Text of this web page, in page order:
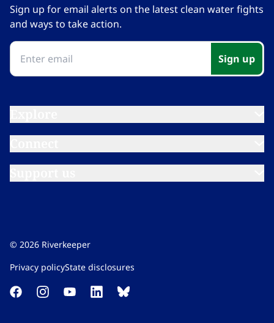
Sign up for email alerts on the latest clean water fights
and ways to take action.​​​​‌ ‍ ​‍​‍‌‍ ‌ ​‍‌‍‍‌‌‍‌ ‌‍‍‌‌‍ ‍​‍​‍​ ‍‍​‍​‍‌ ​ ‌‍​‌‌‍ ‍‌‍‍‌‌ ‌​‌ ‍‌​‍ ‍‌‍‍‌‌‍ ​‍​‍​‍ ​​‍​‍‌‍‍​‌ ​‍‌‍‌‌‌‍‌‍​‍​‍​ ‍‍​‍​‍‌‍‍​‌ ‌​‌ ‌​‌ ​​‌ ​ ​ ‍‍​‍ ​‍ ‌‍​ ‌‍ ‌‌ ​ ​‍ ‍‌‍ ‌‌‍​‌‌‍‍‌‌‍ ‍​‍ ‍​ ​‍​ ​​​ ​‍​ ‌​‌ ​‍‌‍‌‌‌‍‌​‌‍‌‌‌ ​ ‌‍‍‌‌‍‌ ‌‍ ‍​‍ ‍‌ ​‍‌‍‍‌‌ ‌‍‌‍‌‌‌ ​‍‌‍‍ ‌‍‌‌‌‍‌‌‌ ​​‌‍‌‌‌ ​‍​‍ ‍‌‍ ‌ ​‍‌‍‌ ​‍ ‌‍‍‌‌‍ ‍‌ ‌​‌‍‌‌‌‍ ‍‌ ‌​​‍ ‌‍‌‌‌‍‌​‌‍‍‌‌ ‌​​‍ ‌‍ ‌‌‍ ‌‍‌​‌‍‌‌​ ‌‌ ​​‌ ​‍‌‍‌‌‌ ​ ‌‍‌‌‌‍ ‍‌ ‌​‌‍​‌‌ ‌​‌‍‍‌‌‍ ‌‍ ‍​ ‍ ‌‍‍‌‌‍‌​​ ‌‌‍‌‍‌‍ ‌‍ ‌ ‌​‌‍‌‌‌ ​‍​ ‍ ‌ ‌​‌ ‍‌‌ ​​‌‍‌‌​ ‌‌‍‌‍‌‍ ‌‍ ‌ ‌​‌‍‌‌‌ ​‍​ ‍ ‌ ​​‌‍​‌‌ ‌​‌‍‍​​ ‌‌‍ ‍‌‍‌‌‌ ‌ ‌ ​ ‌‍ ​‌‍‌‌‌ ‌​‌ ‌​‌‍‌‌‌ ​‍​‍ ‍‌‍‌​‌‍‌‌‌ ​ ‌‍​ ‌ ​‍‌‍‍‌‌ ​​‌ ‌​‌‍‍‌‌‍ ‌‍ ‍​ ‌‍​‍‌‍​‌‌ ​ ‌‍‌‌‌‌‌‌‌ ​‍‌‍ ​​ ‌‌‍‍​‌ ‌​‌ ‌​‌ ​​‌ ​ ​‍‌‌​ ​ ‌​​‌​‍‌‌​ ​‍‌​‌‍​‍‌‌​ ​‍‌​‌‍‌‍​ ‌‍ ‌‌ ​ ​‍ ‍‌‍ ‌‌‍​‌‌‍‍‌‌‍ ‍​‍ ‍​ ​‍​ ​​​ ​‍​ ‌​‌ ​‍‌‍‌‌‌‍‌​‌‍‌‌‌ ​ ‌‍‍‌‌‍‌ ‌‍ ‍​‍ ‍‌ ​‍‌‍‍‌‌ ‌‍‌‍‌‌‌ ​‍‌‍‍ ‌‍‌‌‌‍‌‌‌ ​​‌‍‌‌‌ ​‍​‍ ‍‌‍ ‌ ​‍‌‍‌ ​‍‌‍‌‍‍‌‌‍‌​​ ‌‌‍‌‍‌‍ ‌‍ ‌ ‌​‌‍‌‌‌ ​‍​‍‌‍‌ ‌​‌ ‍‌‌ ​​‌‍‌‌​ ‌‌‍‌‍‌‍ ‌‍ ‌ ‌​‌‍‌‌‌ ​‍​‍‌‍‌ ​​‌‍​‌‌ ‌​‌‍‍​​ ‌‌‍ ‍‌‍‌‌‌ ‌ ‌ ​ ‌‍ ​‌‍‌‌‌ ‌​‌ ‌​‌‍‌‌‌ ​‍​‍ ‍‌‍‌​‌‍‌‌‌ ​ ‌‍​ ‌ ​‍‌‍‍‌‌ ​​‌ ‌​‌‍‍‌‌‍ ‌‍ ‍​‍‌‍‌ ​​‌‍‌‌‌ ​‍‌ ​ ‌ ​​‌‍‌‌‌‍​ ‌ ‌​‌‍‍‌‌ ‌‍‌‍‌‌​ ‌‌ ​​‌ ‌‌‌‍​‍‌‍ ​‌‍‍‌‌ ​ ‌‍‍​‌‍‌‌‌‍‌​​‍​‍‌ ‌
Sign up​​​​‌ ‍ ​‍​‍‌‍ ‌ ​‍‌‍‍‌‌‍‌ ‌‍‍‌‌‍ ‍​‍​‍​ ‍‍​‍​‍‌ ​ ‌‍​‌‌‍ ‍‌‍‍‌‌ ‌​‌ ‍‌​‍ ‍‌‍‍‌‌‍ ​‍​‍​‍ ​​‍​‍‌‍‍​‌ ​‍‌‍‌‌‌‍‌‍​‍​‍​ ‍‍​‍​‍‌‍‍​‌ ‌​‌ ‌​‌ ​​‌ ​ ​ ‍‍​‍ ​‍ ‌‍​ ‌‍ ‌‌ ​ ​‍ ‍‌‍ ‌‌‍​‌‌‍‍‌‌‍ ‍​‍ ‍​ ​‍​ ​​​ ​‍​ ‌​‌ ​‍‌‍‌‌‌‍‌​‌‍‌‌‌ ​ ‌‍‍‌‌‍‌ ‌‍ ‍​‍ ‍‌ ​‍‌‍‍‌‌ ‌‍‌‍‌‌‌ ​‍‌‍‍ ‌‍‌‌‌‍‌‌‌ ​​‌‍‌‌‌ ​‍​‍ ‍‌‍ ‌ ​‍‌‍‌ ​‍ ‌‍‍‌‌‍ ‍‌ ‌​‌‍‌‌‌‍ ‍‌ ‌​​‍ ‌‍‌‌‌‍‌​‌‍‍‌‌ ‌​​‍ ‌‍ ‌‌‍ ‌‍‌​‌‍‌‌​ ‌‌ ​​‌ ​‍‌‍‌‌‌ ​ ‌‍‌‌‌‍ ‍‌ ‌​‌‍​‌‌ ‌​‌‍‍‌‌‍ ‌‍ ‍​ ‍ ‌‍‍‌‌‍‌​​ ‌‌‍‌‍‌‍ ‌‍ ‌ ‌​‌‍‌‌‌ ​‍​ ‍ ‌ ‌​‌ ‍‌‌ ​​‌‍‌‌​ ‌‌‍‌‍‌‍ ‌‍ ‌ ‌​‌‍‌‌‌ ​‍​ ‍ ‌ ​​‌‍​‌‌ ‌​‌‍‍​​ ‌‌‍ ‍‌‍‌‌‌ ‌ ‌ ​ ‌‍ ​‌‍‌‌‌ ‌​‌ ‌​‌‍‌‌‌ ​‍​‍ ‍‌‍​‍‌ ‌‌‌ ‌​‌ ‌​‌‍ ‌‍ ‍‌​ ​‌‍​‌‌‍​‍‌‍‌‌‌‍ ​​ ‌‍​‍‌‍​‌‌ ​ ‌‍‌‌‌‌‌‌‌ ​‍‌‍ ​​ ‌‌‍‍​‌ ‌​‌ ‌​‌ ​​‌ ​ ​‍‌‌​ ​ ‌​​‌​‍‌‌​ ​‍‌​‌‍​‍‌‌​ ​‍‌​‌‍‌‍​ ‌‍ ‌‌ ​ ​‍ ‍‌‍ ‌‌‍​‌‌‍‍‌‌‍ ‍​‍ ‍​ ​‍​ ​​​ ​‍​ ‌​‌ ​‍‌‍‌‌‌‍‌​‌‍‌‌‌ ​ ‌‍‍‌‌‍‌ ‌‍ ‍​‍ ‍‌ ​‍‌‍‍‌‌ ‌‍‌‍‌‌‌ ​‍‌‍‍ ‌‍‌‌‌‍‌‌‌ ​​‌‍‌‌‌ ​‍​‍ ‍‌‍ ‌ ​‍‌‍‌ ​‍‌‍‌‍‍‌‌‍‌​​ ‌‌‍‌‍‌‍ ‌‍ ‌ ‌​‌‍‌‌‌ ​‍​‍‌‍‌ ‌​‌ ‍‌‌ ​​‌‍‌‌​ ‌‌‍‌‍‌‍ ‌‍ ‌ ‌​‌‍‌‌‌ ​‍​‍‌‍‌ ​​‌‍​‌‌ ‌​‌‍‍​​ ‌‌‍ ‍‌‍‌‌‌ ‌ ‌ ​ ‌‍ ​‌‍‌‌‌ ‌​‌ ‌​‌‍‌‌‌ ​‍​‍ ‍‌‍​‍‌ ‌‌‌ ‌​‌ ‌​‌‍ ‌‍ ‍‌​ ​‌‍​‌‌‍​‍‌‍‌‌‌‍ ​​‍‌‍‌ ​​‌‍‌‌‌ ​‍‌ ​ ‌ ​​‌‍‌‌‌‍​ ‌ ‌​‌‍‍‌‌ ‌‍‌‍‌‌​ ‌‌ ​​‌ ‌‌‌‍​‍‌‍ ​‌‍‍‌‌ ​ ‌‍‍​‌‍‌‌‌‍‌​​‍​‍‌ ‌
© 2026 Riverkeeper
Privacy policy​​​​‌ ‍ ​‍​‍‌‍ ‌ ​‍‌‍‍‌‌‍‌ ‌‍‍‌‌‍ ‍​‍​‍​ ‍‍​‍​‍‌ ​ ‌‍​‌‌‍ ‍‌‍‍‌‌ ‌​‌ ‍‌​‍ ‍‌‍‍‌‌‍ ​‍​‍​‍ ​​‍​‍‌‍‍​‌ ​‍‌‍‌‌‌‍‌‍​‍​‍​ ‍‍​‍​‍‌‍‍​‌ ‌​‌ ‌​‌ ​​‌ ​ ​ ‍‍​‍ ​‍ ‌‍​ ‌‍ ‌‌ ​ ​‍ ‍‌‍ ‌‌‍​‌‌‍‍‌‌‍ ‍​‍ ‍​ ​‍​ ​​​ ​‍​ ‌​‌ ​‍‌‍‌‌‌‍‌​‌‍‌‌‌ ​ ‌‍‍‌‌‍‌ ‌‍ ‍​‍ ‍‌ ​‍‌‍‍‌‌ ‌‍‌‍‌‌‌ ​‍‌‍‍ ‌‍‌‌‌‍‌‌‌ ​​‌‍‌‌‌ ​‍​‍ ‍‌‍ ‌ ​‍‌‍‌ ​‍ ‌‍‍‌‌‍ ‍‌ ‌​‌‍‌‌‌‍ ‍‌ ‌​​‍ ‌‍‌‌‌‍‌​‌‍‍‌‌ ‌​​‍ ‌‍ ‌‌‍ ‌‍‌​‌‍‌‌​ ‌‌ ​​‌ ​‍‌‍‌‌‌ ​ ‌‍‌‌‌‍ ‍‌ ‌​‌‍​‌‌ ‌​‌‍‍‌‌‍ ‌‍ ‍​ ‍ ‌‍‍‌‌‍‌​​ ‌‌‍‌‍‌‍ ‌‍ ‌ ‌​‌‍‌‌‌ ​‍​ ‍ ‌ ‌​‌ ‍‌‌ ​​‌‍‌‌​ ‌‌‍‌‍‌‍ ‌‍ ‌ ‌​‌‍‌‌‌ ​‍​ ‍ ‌ ​​‌‍​‌‌ ‌​‌‍‍​​ ‌‌‍​‌‌‍‌​‌‍‌​‌‍‍‌‌ ‌​‌‍‍‌‌‍ ‌‍ ‍‌‍​‌‌‍ ​‌​ ​‌‍‍‌‌‍ ‍‌‍‍ ‌ ​ ​‍‌‌​ ‌‌‌​​‍‌‌ ‌‍‍ ‌‍‌‌‌ ‍‌​‍‌‌​ ​ ‌​‌​​‍‌‌​ ​ ‌​‌​​‍‌‌​ ​‍​ ​‍‌‍​ ‌‍‌‍​ ​​​ ​‍​ ​‌​ ‌‍​ ‍‌​ ‌​​ ‌​‌‍​‌​ ​‍‌‍​ ​‍‌‌​ ​‍​ ​‍​‍‌‌​ ‌‌‌​‌​​‍ ‍‌ ‌​‌‍‌‌‌ ‍​‌ ‌​​ ‌‍​‍‌‍​‌‌ ​ ‌‍‌‌‌‌‌‌‌ ​‍‌‍ ​​ ‌‌‍‍​‌ ‌​‌ ‌​‌ ​​‌ ​ ​‍‌‌​ ​ ‌​​‌​‍‌‌​ ​‍‌​‌‍​‍‌‌​ ​‍‌​‌‍‌‍​ ‌‍ ‌‌ ​ ​‍ ‍‌‍ ‌‌‍​‌‌‍‍‌‌‍ ‍​‍ ‍​ ​‍​ ​​​ ​‍​ ‌​‌ ​‍‌‍‌‌‌‍‌​‌‍‌‌‌ ​ ‌‍‍‌‌‍‌ ‌‍ ‍​‍ ‍‌ ​‍‌‍‍‌‌ ‌‍‌‍‌‌‌ ​‍‌‍‍ ‌‍‌‌‌‍‌‌‌ ​​‌‍‌‌‌ ​‍​‍ ‍‌‍ ‌ ​‍‌‍‌ ​‍‌‍‌‍‍‌‌‍‌​​ ‌‌‍‌‍‌‍ ‌‍ ‌ ‌​‌‍‌‌‌ ​‍​‍‌‍‌ ‌​‌ ‍‌‌ ​​‌‍‌‌​ ‌‌‍‌‍‌‍ ‌‍ ‌ ‌​‌‍‌‌‌ ​‍​‍‌‍‌ ​​‌‍​‌‌ ‌​‌‍‍​​ ‌‌‍​‌‌‍‌​‌‍‌​‌‍‍‌‌ ‌​‌‍‍‌‌‍ ‌‍ ‍‌‍​‌‌‍ ​‌​ ​‌‍‍‌‌‍ ‍‌‍‍ ‌ ​ ​‍‌‌​ ‌‌‌​​‍‌‌ ‌‍‍ ‌‍‌‌‌ ‍‌​‍‌‌​ ​ ‌​‌​​‍‌‌​ ​ ‌​‌​​‍‌‌​ ​‍​ ​‍‌‍​ ‌‍‌‍​ ​​​ ​‍​ ​‌​ ‌‍​ ‍‌​ ‌​​ ‌​‌‍​‌​ ​‍‌‍​ ​‍‌‌​ ​‍​ ​‍​‍‌‌​ ‌‌‌​‌​​‍ ‍‌ ‌​‌‍‌‌‌ ‍​‌ ‌​​‍‌‍‌ ​​‌‍‌‌‌ ​‍‌ ​ ‌ ​​‌‍‌‌‌‍​ ‌ ‌​‌‍‍‌‌ ‌‍‌‍‌‌​ ‌‌ ​​‌ ‌‌‌‍​‍‌‍ ​‌‍‍‌‌ ​ ‌‍‍​‌‍‌‌‌‍‌​​‍​‍‌ ‌State disclosures​​​​‌ ‍ ​‍​‍‌‍ ‌ ​‍‌‍‍‌‌‍‌ ‌‍‍‌‌‍ ‍​‍​‍​ ‍‍​‍​‍‌ ​ ‌‍​‌‌‍ ‍‌‍‍‌‌ ‌​‌ ‍‌​‍ ‍‌‍‍‌‌‍ ​‍​‍​‍ ​​‍​‍‌‍‍​‌ ​‍‌‍‌‌‌‍‌‍​‍​‍​ ‍‍​‍​‍‌‍‍​‌ ‌​‌ ‌​‌ ​​‌ ​ ​ ‍‍​‍ ​‍ ‌‍​ ‌‍ ‌‌ ​ ​‍ ‍‌‍ ‌‌‍​‌‌‍‍‌‌‍ ‍​‍ ‍​ ​‍​ ​​​ ​‍​ ‌​‌ ​‍‌‍‌‌‌‍‌​‌‍‌‌‌ ​ ‌‍‍‌‌‍‌ ‌‍ ‍​‍ ‍‌ ​‍‌‍‍‌‌ ‌‍‌‍‌‌‌ ​‍‌‍‍ ‌‍‌‌‌‍‌‌‌ ​​‌‍‌‌‌ ​‍​‍ ‍‌‍ ‌ ​‍‌‍‌ ​‍ ‌‍‍‌‌‍ ‍‌ ‌​‌‍‌‌‌‍ ‍‌ ‌​​‍ ‌‍‌‌‌‍‌​‌‍‍‌‌ ‌​​‍ ‌‍ ‌‌‍ ‌‍‌​‌‍‌‌​ ‌‌ ​​‌ ​‍‌‍‌‌‌ ​ ‌‍‌‌‌‍ ‍‌ ‌​‌‍​‌‌ ‌​‌‍‍‌‌‍ ‌‍ ‍​ ‍ ‌‍‍‌‌‍‌​​ ‌‌‍‌‍‌‍ ‌‍ ‌ ‌​‌‍‌‌‌ ​‍​ ‍ ‌ ‌​‌ ‍‌‌ ​​‌‍‌‌​ ‌‌‍‌‍‌‍ ‌‍ ‌ ‌​‌‍‌‌‌ ​‍​ ‍ ‌ ​​‌‍​‌‌ ‌​‌‍‍​​ ‌‌‍​‌‌‍‌​‌‍‌​‌‍‍‌‌ ‌​‌‍‍‌‌‍ ‌‍ ‍‌‍​‌‌‍ ​‌​ ​‌‍‍‌‌‍ ‍‌‍‍ ‌ ​ ​‍‌‌​ ‌‌‌​​‍‌‌ ‌‍‍ ‌‍‌‌‌ ‍‌​‍‌‌​ ​ ‌​‌​​‍‌‌​ ​ ‌​‌​​‍‌‌​ ​‍​ ​‍​ ‌‍‌‍​ ‌‍‌‌​ ‍​‌‍‌‌​ ​​‌‍‌​​ ​‍‌‍​‌​ ‌​​ ‍​​ ‍​​‍‌‌​ ​‍​ ​‍​‍‌‌​ ‌‌‌​‌​​‍ ‍‌ ‌​‌‍‌‌‌ ‍​‌ ‌​​ ‌‍​‍‌‍​‌‌ ​ ‌‍‌‌‌‌‌‌‌ ​‍‌‍ ​​ ‌‌‍‍​‌ ‌​‌ ‌​‌ ​​‌ ​ ​‍‌‌​ ​ ‌​​‌​‍‌‌​ ​‍‌​‌‍​‍‌‌​ ​‍‌​‌‍‌‍​ ‌‍ ‌‌ ​ ​‍ ‍‌‍ ‌‌‍​‌‌‍‍‌‌‍ ‍​‍ ‍​ ​‍​ ​​​ ​‍​ ‌​‌ ​‍‌‍‌‌‌‍‌​‌‍‌‌‌ ​ ‌‍‍‌‌‍‌ ‌‍ ‍​‍ ‍‌ ​‍‌‍‍‌‌ ‌‍‌‍‌‌‌ ​‍‌‍‍ ‌‍‌‌‌‍‌‌‌ ​​‌‍‌‌‌ ​‍​‍ ‍‌‍ ‌ ​‍‌‍‌ ​‍‌‍‌‍‍‌‌‍‌​​ ‌‌‍‌‍‌‍ ‌‍ ‌ ‌​‌‍‌‌‌ ​‍​‍‌‍‌ ‌​‌ ‍‌‌ ​​‌‍‌‌​ ‌‌‍‌‍‌‍ ‌‍ ‌ ‌​‌‍‌‌‌ ​‍​‍‌‍‌ ​​‌‍​‌‌ ‌​‌‍‍​​ ‌‌‍​‌‌‍‌​‌‍‌​‌‍‍‌‌ ‌​‌‍‍‌‌‍ ‌‍ ‍‌‍​‌‌‍ ​‌​ ​‌‍‍‌‌‍ ‍‌‍‍ ‌ ​ ​‍‌‌​ ‌‌‌​​‍‌‌ ‌‍‍ ‌‍‌‌‌ ‍‌​‍‌‌​ ​ ‌​‌​​‍‌‌​ ​ ‌​‌​​‍‌‌​ ​‍​ ​‍​ ‌‍‌‍​ ‌‍‌‌​ ‍​‌‍‌‌​ ​​‌‍‌​​ ​‍‌‍​‌​ ‌​​ ‍​​ ‍​​‍‌‌​ ​‍​ ​‍​‍‌‌​ ‌‌‌​‌​​‍ ‍‌ ‌​‌‍‌‌‌ ‍​‌ ‌​​‍‌‍‌ ​​‌‍‌‌‌ ​‍‌ ​ ‌ ​​‌‍‌‌‌‍​ ‌ ‌​‌‍‍‌‌ ‌‍‌‍‌‌​ ‌‌ ​​‌ ‌‌‌‍​‍‌‍ ​‌‍‍‌‌ ​ ‌‍‍​‌‍‌‌‌‍‌​​‍​‍‌ ‌